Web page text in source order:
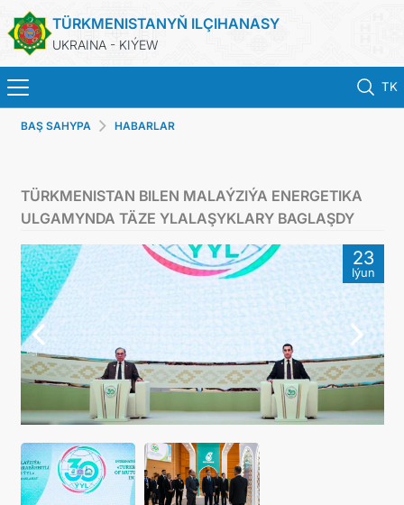
TÜRKMENISTANYŇ ILÇIHANASY
UKRAINA - KIÝEW
TK
BAŞ SAHYPA
TÜRKMENISTAN
KONSULLYK HYZMATLARY
ARAGATNAŞYK
BAŞ SAHYPA HABARLAR
TÜRKMENISTAN BILEN MALAÝZIÝA ENERGETIKA
ULGAMYNDA TÄZE YLALAŞYKLARY BAGLAŞDY
23
Iýun